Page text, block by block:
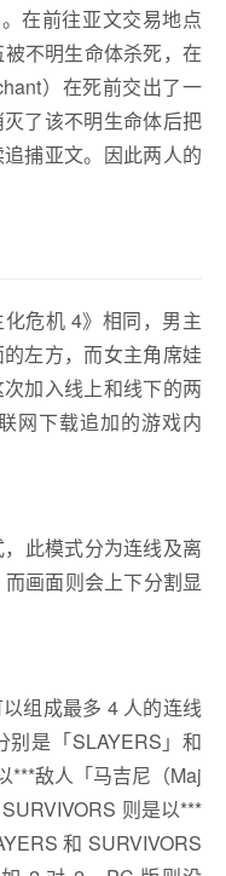
在前往亚文交易地点
不明生命体杀死，在
）在死前交出了一
了该不明生命体后把
捕亚文。因此两人的
危机 4》相同，男主
左方，而女主角席娃
加入线上和线下的两
网下载追加的游戏内
此模式分为连线及离
画面则会上下分割显
组成最多 4 人的连线
是「SLAYERS」和
***敌人「马吉尼（Maj
则是以***
和 SURVIVORS